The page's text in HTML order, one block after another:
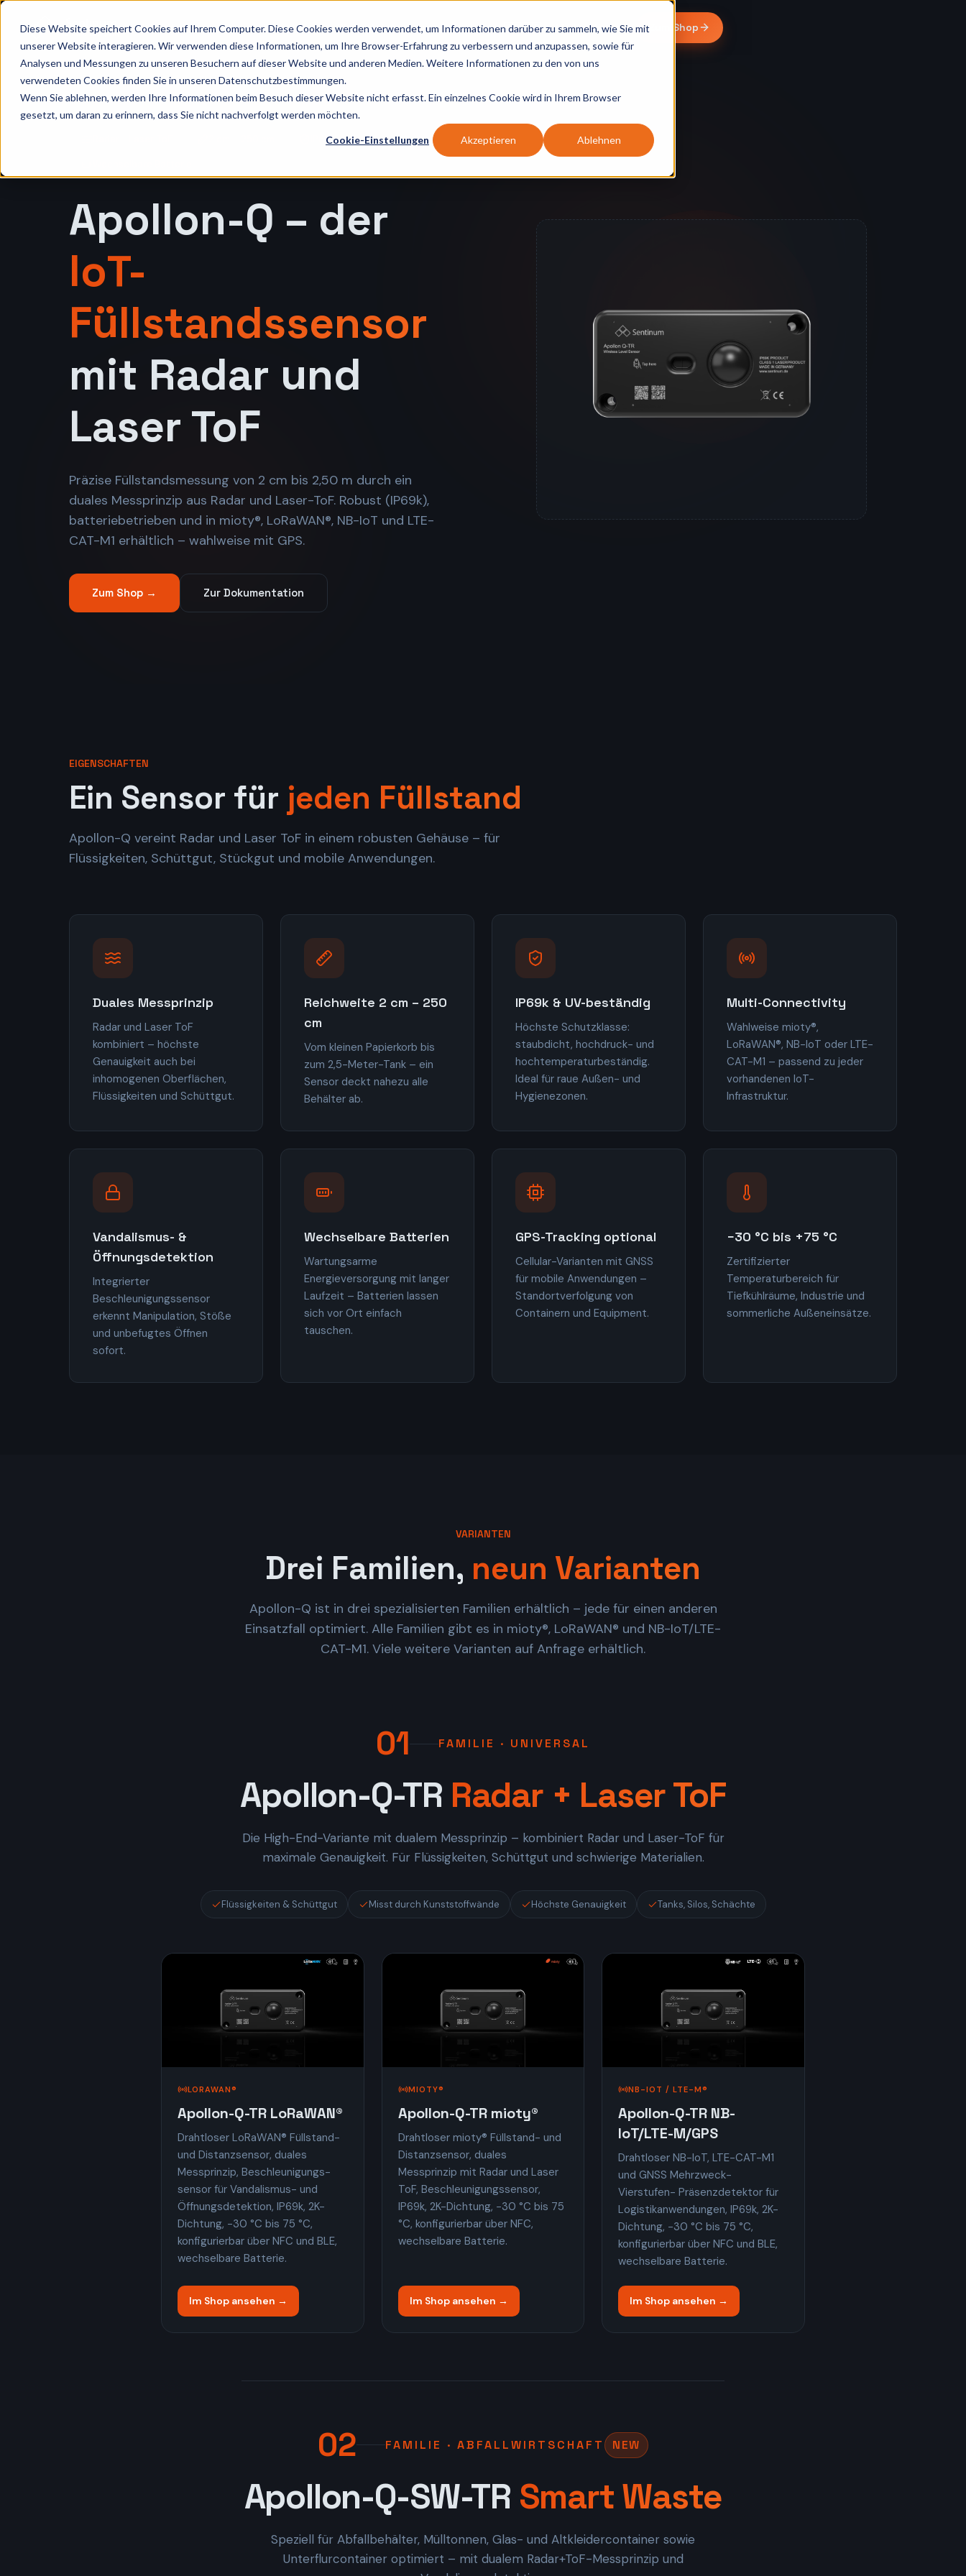
Diese Website speichert Cookies auf Ihrem Computer. Diese Cookies werden verwendet, um Informationen darüber zu sammeln, wie Sie mit
unserer Website interagieren. Wir verwenden diese Informationen, um Ihre Browser-Erfahrung zu verbessern und anzupassen, sowie für
Analysen und Messungen zu unseren Besuchern auf dieser Website und anderen Medien. Weitere Informationen zu den von uns
verwendeten Cookies finden Sie in unseren Datenschutzbestimmungen.
Wenn Sie ablehnen, werden Ihre Informationen beim Besuch dieser Website nicht erfasst. Ein einzelnes Cookie wird in Ihrem Browser
gesetzt, um daran zu erinnern, dass Sie nicht nachverfolgt werden möchten.
Cookie-Einstellungen Akzeptieren Ablehnen
IoT Produkte IoT - Lösungen Dienstleistungen Kontakt My Sentinum Zum Shop
Zum Inhalt springen
IP69k Gehäuse
Apollon-Q – der
IoT-
Füllstandssensor
mit Radar und
Laser ToF
Präzise Füllstands­messung von 2 cm bis 2,50 m durch ein
duales Messprinzip aus Radar und Laser-ToF. Robust (IP69k),
batterie­betrieben und in mioty®, LoRaWAN®, NB-IoT und LTE-
CAT-M1 erhältlich – wahlweise mit GPS.
Zum Shop → Zur Dokumentation
EIGENSCHAFTEN
Ein Sensor für jeden Füllstand
Apollon-Q vereint Radar und Laser ToF in einem robusten Gehäuse – für
Flüssigkeiten, Schüttgut, Stückgut und mobile Anwendungen.
Duales Messprinzip
Radar und Laser ToF
kombiniert – höchste
Genauigkeit auch bei
inhomogenen Oberflächen,
Flüssigkeiten und Schüttgut.
Reichweite 2 cm – 250
cm
Vom kleinen Papierkorb bis
zum 2,5-Meter-Tank – ein
Sensor deckt nahezu alle
Behälter ab.
IP69k & UV-beständig
Höchste Schutzklasse:
staubdicht, hochdruck- und
hochtemperaturbeständig.
Ideal für raue Außen- und
Hygienezonen.
Multi-Connectivity
Wahlweise mioty®,
LoRaWAN®, NB-IoT oder LTE-
CAT-M1 – passend zu jeder
vorhandenen IoT-
Infrastruktur.
Vandalismus- &
Öffnungsdetektion
Integrierter
Beschleunigungssensor
erkennt Manipulation, Stöße
und unbefugtes Öffnen
sofort.
Wechselbare Batterien
Wartungsarme
Energieversorgung mit langer
Laufzeit – Batterien lassen
sich vor Ort einfach
tauschen.
GPS-Tracking optional
Cellular-Varianten mit GNSS
für mobile Anwendungen –
Standortverfolgung von
Containern und Equipment.
−30 °C bis +75 °C
Zertifizierter
Temperaturbereich für
Tiefkühlräume, Industrie und
sommerliche Außeneinsätze.
VARIANTEN
Drei Familien, neun Varianten
Apollon-Q ist in drei spezialisierten Familien erhältlich – jede für einen anderen
Einsatzfall optimiert. Alle Familien gibt es in mioty®, LoRaWAN® und NB-IoT/LTE-
CAT-M1. Viele weitere Varianten auf Anfrage erhältlich.
01 FAMILIE · UNIVERSAL
Apollon-Q-TR Radar + Laser ToF
Die High-End-Variante mit dualem Messprinzip – kombiniert Radar und Laser-ToF für
maximale Genauigkeit. Für Flüssigkeiten, Schüttgut und schwierige Materialien.
Flüssigkeiten & Schüttgut Misst durch Kunststoffwände Höchste Genauigkeit Tanks, Silos, Schächte
LORAWAN®
Apollon-Q-TR LoRaWAN®
Drahtloser LoRaWAN® Füllstand-
und Distan­zsensor, duales
Messprinzip, Beschleunigungs­
sensor für Vandalismus- und
Öffnungs­detektion, IP69k, 2K-
Dichtung, −30 °C bis 75 °C,
konfigurierbar über NFC und BLE,
wechselbare Batterie.
Im Shop ansehen →
MIOTY®
Apollon-Q-TR mioty®
Drahtloser mioty® Füllstand- und
Distan­zsensor, duales
Messprinzip mit Radar und Laser
ToF, Beschleunigungs­sensor,
IP69k, 2K-Dichtung, −30 °C bis 75
°C, konfigurierbar über NFC,
wechselbare Batterie.
Im Shop ansehen →
NB-IOT / LTE-M®
Apollon-Q-TR NB-
IoT/LTE-M/GPS
Drahtloser NB-IoT, LTE-CAT-M1
und GNSS Mehrzweck-
Vierstufen- Präsenzdetektor für
Logistikanwendungen, IP69k, 2K-
Dichtung, −30 °C bis 75 °C,
konfigurierbar über NFC und BLE,
wechselbare Batterie.
Im Shop ansehen →
02 FAMILIE · ABFALLWIRTSCHAFT NEW
Apollon-Q-SW-TR Smart Waste
Speziell für Abfallbehälter, Mülltonnen, Glas- und Altkleidercontainer sowie
Unterflurcontainer optimiert – mit dualem Radar+ToF-Messprinzip und